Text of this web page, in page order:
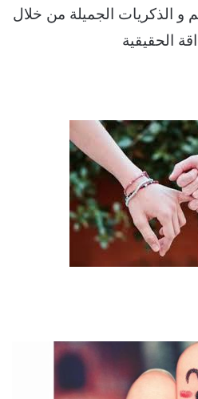
و الذكريات الجميلة من خلال
الحقيقية